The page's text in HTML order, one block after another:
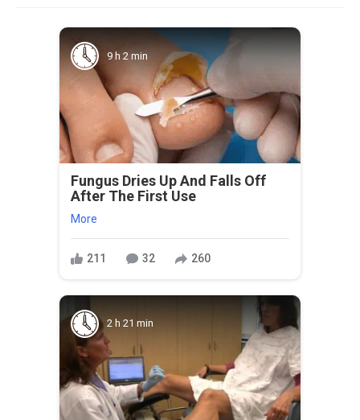
9 h 2 min
Fungus Dries Up And Falls Off
After The First Use
More
211 32 260
2 h 21 min